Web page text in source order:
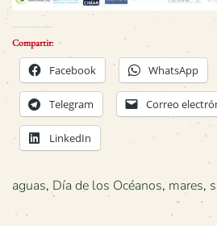
Compartir:
Facebook WhatsApp
Telegram Correo
LinkedIn
aguas, Día de los Océanos, mares,